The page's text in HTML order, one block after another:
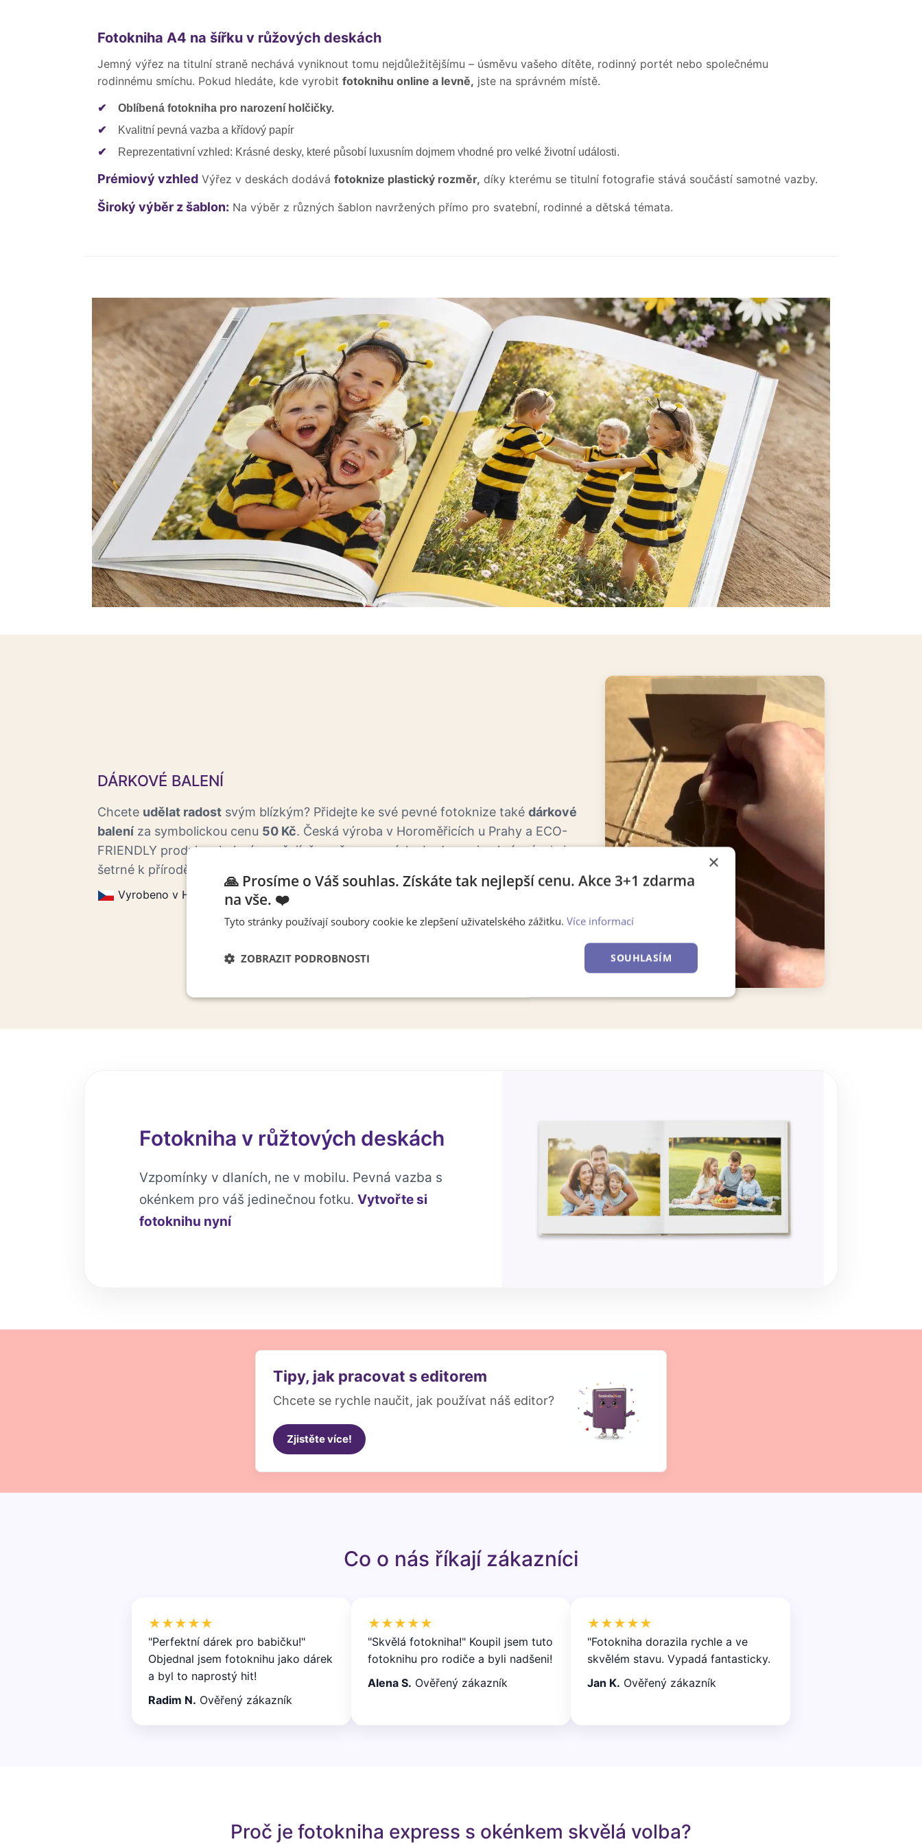
Fotokniha A4 na šířku v růžových deskách
Jemný výřez na titulní straně nechává vyniknout tomu nejdůležitějšímu – úsměvu vašeho dítěte, rodinný portét nebo společnému
rodinnému smíchu. Pokud hledáte, kde vyrobit fotoknihu online a levně, jste na správném místě.
✔
Oblíbená fotokniha pro narození holčičky.
✔
Kvalitní pevná vazba a křídový papír
✔
Reprezentativní vzhled: Krásné desky, které působí luxusním dojmem vhodné pro velké životní události.
Prémiový vzhled Výřez v deskách dodává fotoknize plastický rozměr, díky kterému se titulní fotografie stává součástí samotné vazby.
Široký výběr z šablon: Na výběr z různých šablon navržených přímo pro svatební, rodinné a dětská témata.
DÁRKOVÉ BALENÍ
Chcete udělat radost svým blízkým? Přidejte ke své pevné fotoknize také dárkové
balení za symbolickou cenu 50 Kč. Česká výroba v Horoměřicích u Prahy a ECO-
FRIENDLY produkce balení zaručují, že vaše vzpomínky budou nejen krásné, ale i
šetrné k přírodě.
Vyrobeno v Horoměřicích. Eco friendly
Fotokniha v růžtových deskách
Vzpomínky v dlaních, ne v mobilu. Pevná vazba s
okénkem pro váš jedinečnou fotku. Vytvořte si
fotoknihu nyní
Tipy, jak pracovat s editorem
Chcete se rychle naučit, jak používat náš editor?
Zjistěte více!
Co o nás říkají zákazníci
★★★★★
"Perfektní dárek pro babičku!"
Objednal jsem fotoknihu jako dárek
a byl to naprostý hit!
Radim N. Ověřený zákazník
★★★★★
"Skvělá fotokniha!" Koupil jsem tuto
fotoknihu pro rodiče a byli nadšeni!
Alena S. Ověřený zákazník
★★★★★
"Fotokniha dorazila rychle a ve
skvělém stavu. Vypadá fantasticky.
Jan K. Ověřený zákazník
Proč je fotokniha express s okénkem skvělá volba?
×
🙏 Prosíme o Váš souhlas. Získáte tak nejlepší cenu. Akce 3+1 zdarma
na vše. ❤️
Tyto stránky používají soubory cookie ke zlepšení uživatelského zážitku. Více informací
SOUHLASÍM
ZOBRAZIT PODROBNOSTI
Nezbytně nutné
Výkonové
Soubory cílení Funkční soubory
Nezařazené